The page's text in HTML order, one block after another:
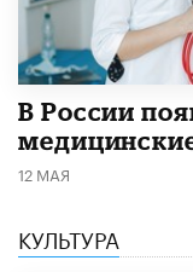
В России
12 МАЯ
КУЛЬТУРА